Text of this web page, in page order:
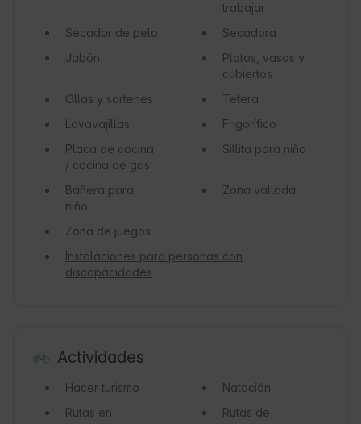
trabajar
Secador de pelo
Secadora
Jabón
Platos, vasos y
cubiertos
Ollas y sartenes
Tetera
Lavavajillas
Frigorífico
Placa de cocina
/ cocina de gas
Sillita para niño
Bañera para
niño
Zona vallada
Zona de juegos
Instalaciones para personas con
discapacidades
Actividades
Hacer turismo
Natación
Rutas en
Rutas de